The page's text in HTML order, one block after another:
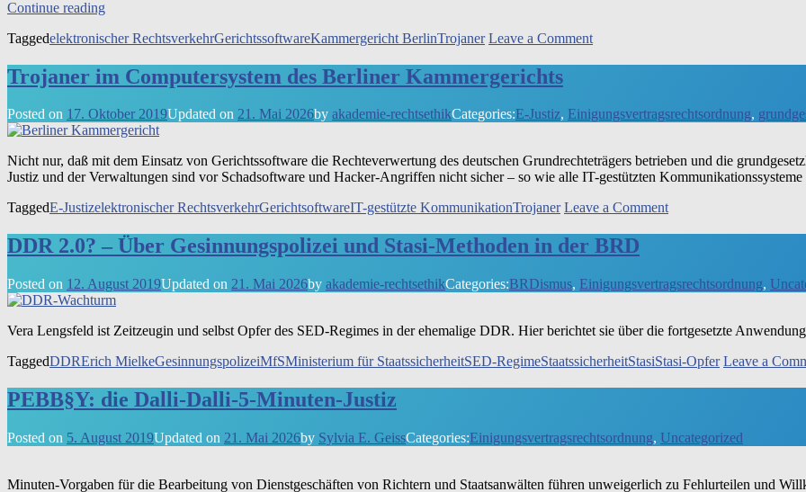
Con­ti­n­ue rea­dingBer­
ner
tritt
Rech­
der
Bür­
ger
mit Füßen
Taggedelektronischer RechtsverkehrGerichtssoftwareKammergericht BerlinTrojaner Leave a Commenton
Justiz
der
Trojaner im Computersystem des Berliner Kammergerichts
Posted on 17. Oktober 2019Updated on 21. Mai 2026by akademie-rechtsethikCategories:E-Justiz, Einigungsvertragsrechtsordnung,
Nicht nur, daß mit dem Ein­satz von Gerichts­soft­ware die Rech­te­ver­wer­tung des deut­schen Grund­rech­te­trä­gers betrie­ben und die
Justiz und der Ver­wal­tun­gen sind vor Schad­soft­ware und Hacker-Angrif­­fen nicht sicher – so wie alle IT-gestüt­z­ten Kom­mu­ni­ka­ti­ons­sy­ste­me
TaggedE-Justizelektronischer RechtsverkehrGerichtsoftwareIT-gestützte KommunikationTrojaner Leave a Commenton
Berliner
DDR 2.0? – Über Gesinnungspolizei und Stasi-Methoden in der BRD
Posted on 12. August 2019Updated on 21. Mai 2026by akademie-rechtsethikCategories:BRDismus, Einigungsvertragsrechtsordnung,
Vera Lengs­feld ist Zeit­zeu­gin und selbst Opfer des SED-Regimes in der ehe­ma­li­ge DDR. Hier berich­tet sie über die fort­ge­setz­te
TaggedDDRErich MielkeGesinnungspolizeiMfSMinisterium für StaatssicherheitSED-RegimeStaatssicherheitStasiStasi-Opfer Leave a
PEBB§Y: die Dalli-Dalli-5-Minuten-Justiz
Posted on 5. August 2019Updated on 21. Mai 2026by Sylvia E. GeissCategories:Einigungsvertragsrechtsordnung, Uncategorized
Minu­ten-Vor­ga­ben für die Bear­bei­tung von Dienst­ge­schäf­ten von Rich­tern und Staats­an­wäl­ten füh­ren unwei­ger­lich zu Fehl­ur­tei­len und